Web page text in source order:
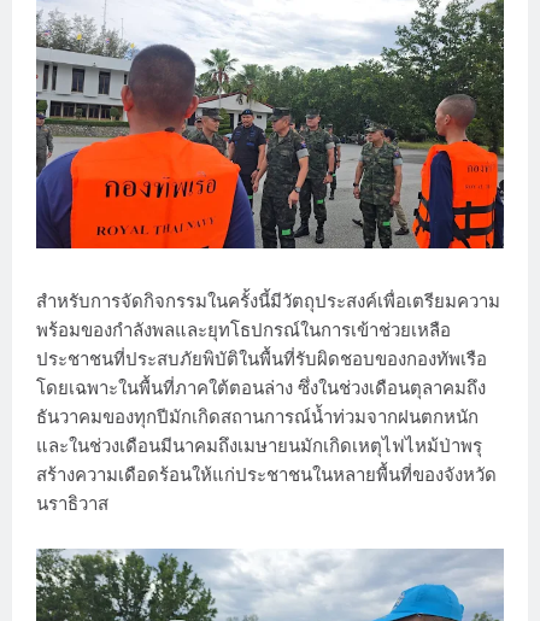
สำหรับการจัดกิจกรรมในครั้งนี้มีวัตถุประสงค์เพื่อเตรียมความ
พร้อมของกำลังพลและยุทโธปกรณ์ในการเข้าช่วยเหลือ
ประชาชนที่ประสบภัยพิบัติในพื้นที่รับผิดชอบของกองทัพเรือ
โดยเฉพาะในพื้นที่ภาคใต้ตอนล่าง ซึ่งในช่วงเดือนตุลาคมถึง
ธันวาคมของทุกปีมักเกิดสถานการณ์น้ำท่วมจากฝนตกหนัก
และในช่วงเดือนมีนาคมถึงเมษายนมักเกิดเหตุไฟไหม้ป่าพรุ
สร้างความเดือดร้อนให้แก่ประชาชนในหลายพื้นที่ของจังหวัด
นราธิวาส